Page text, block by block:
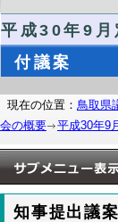
平成30年9月
付議案
現在の位置： 鳥取県
会の概要
平成30年9
知事提出議案